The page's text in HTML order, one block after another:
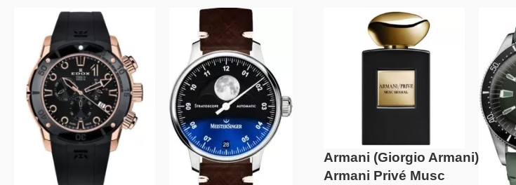
Armani (Giorgio Armani)
Armani Privé Musc